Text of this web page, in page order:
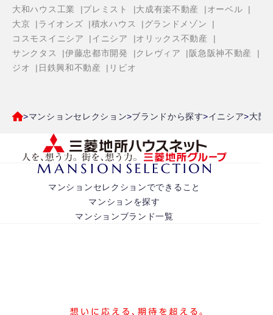
大和ハウス工業
プレミスト 大成有楽不動産
オーベル
大京
ライオンズ 積水ハウス
グランドメゾン
コスモスイニシア
イニシア
オリックス不動産
サンクタス
伊藤忠都市開発 クレヴィア
阪急阪神不動産
ジオ
日鉄興和不動産 リビオ
マンションセレクション ブランドから探す イニシア 大阪
マンションセレクションでできること
マンションを探す
マンションブランド一覧